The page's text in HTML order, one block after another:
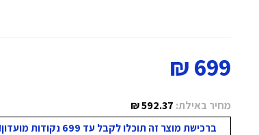
699 ₪
מחיר באילת: 592.37 ₪
ברכישת מוצר זה תוכלו לקבל עד 699 נקודות מועדון!